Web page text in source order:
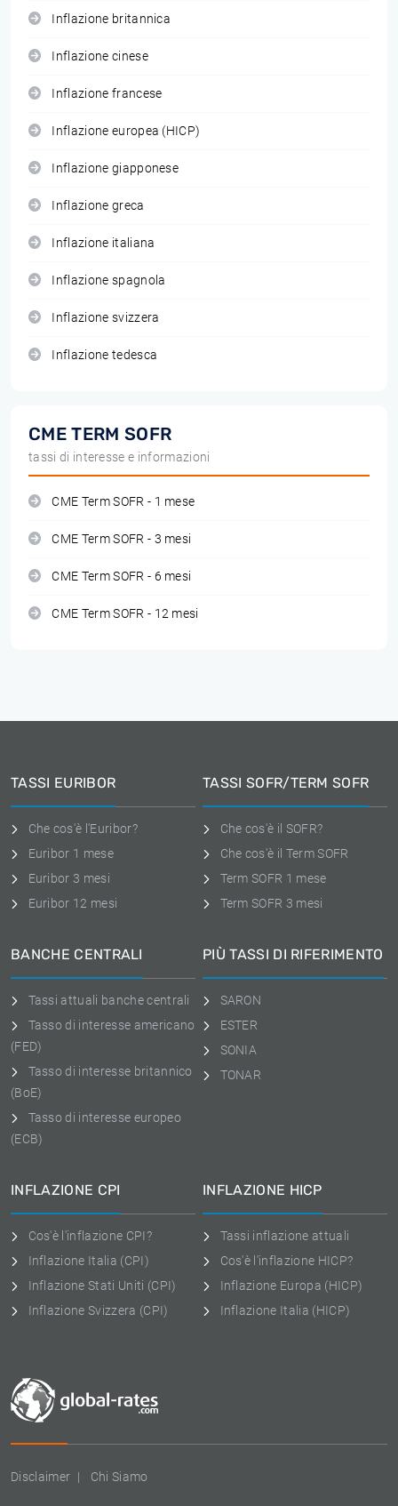
Inflazione britannica
Inflazione cinese
Inflazione francese
Inflazione europea (HICP)
Inflazione giapponese
Inflazione greca
Inflazione italiana
Inflazione spagnola
Inflazione svizzera
Inflazione tedesca
CME TERM SOFR
tassi di interesse e informazioni
CME Term SOFR - 1 mese
CME Term SOFR - 3 mesi
CME Term SOFR - 6 mesi
CME Term SOFR - 12 mesi
Disclaimer Chi Siamo
TASSI EURIBOR
Che cos'è l'Euribor?
Euribor 1 mese
Euribor 3 mesi
Euribor 12 mesi
TASSI SOFR/TERM SOFR
Che cos'è il SOFR?
Che cos'è il Term SOFR
Term SOFR 1 mese
Term SOFR 3 mesi
BANCHE CENTRALI
Tassi attuali banche centrali
Tasso di interesse americano
(FED)
Tasso di interesse britannico
(BoE)
Tasso di interesse europeo
(ECB)
PIÙ TASSI DI RIFERIMENTO
SARON
ESTER
SONIA
TONAR
INFLAZIONE CPI
Cos'è l'inflazione CPI?
Inflazione Italia (CPI)
Inflazione Stati Uniti (CPI)
Inflazione Svizzera (CPI)
INFLAZIONE HICP
Tassi inflazione attuali
Cos'è l'inflazione HICP?
Inflazione Europa (HICP)
Inflazione Italia (HICP)